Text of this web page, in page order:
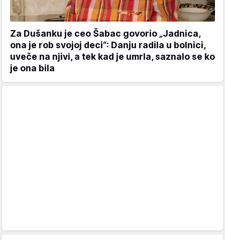
Za Dušanku je ceo Šabac govorio „Jadnica,
ona je rob svojoj deci“: Danju radila u bolnici,
uveče na njivi, a tek kad je umrla, saznalo se ko
je ona bila